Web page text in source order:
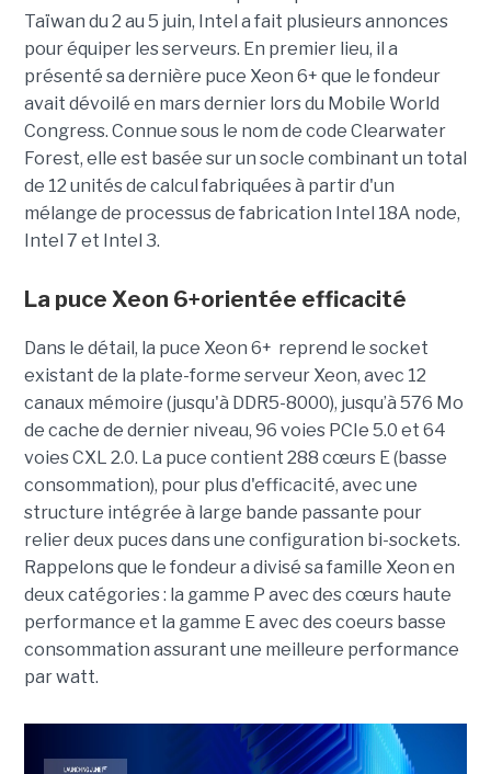
Taïwan du 2 au 5 juin, Intel a fait plusieurs annonces
pour équiper les serveurs. En premier lieu, il a
présenté sa dernière puce Xeon 6+ que le fondeur
avait dévoilé en mars dernier lors du Mobile World
Congress. Connue sous le nom de code Clearwater
Forest, elle est basée sur un socle combinant un total
de 12 unités de calcul fabriquées à partir d'un
mélange de processus de fabrication Intel 18A node,
Intel 7 et Intel 3.
La puce Xeon 6+orientée efficacité
Dans le détail, la puce Xeon 6+ reprend le socket
existant de la plate-forme serveur Xeon, avec 12
canaux mémoire (jusqu'à DDR5-8000), jusqu’à 576 Mo
de cache de dernier niveau, 96 voies PCIe 5.0 et 64
voies CXL 2.0. La puce contient 288 cœurs E (basse
consommation), pour plus d'efficacité, avec une
structure intégrée à large bande passante pour
relier deux puces dans une configuration bi-sockets.
Rappelons que le fondeur a divisé sa famille Xeon en
deux catégories : la gamme P avec des cœurs haute
performance et la gamme E avec des coeurs basse
consommation assurant une meilleure performance
par watt.